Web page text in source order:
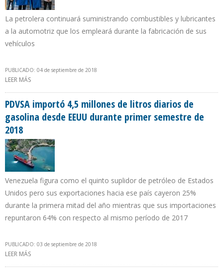
La petrolera continuará suministrando combustibles y lubricantes
a la automotriz que los empleará durante la fabricación de sus
vehículos
PUBLICADO: 04 de septiembre de 2018
LEER MÁS
PDVSA importó 4,5 millones de litros diarios de
gasolina desde EEUU durante primer semestre de
2018
Venezuela figura como el quinto suplidor de petróleo de Estados
Unidos pero sus exportaciones hacia ese país cayeron 25%
durante la primera mitad del año mientras que sus importaciones
repuntaron 64% con respecto al mismo período de 2017
PUBLICADO: 03 de septiembre de 2018
LEER MÁS